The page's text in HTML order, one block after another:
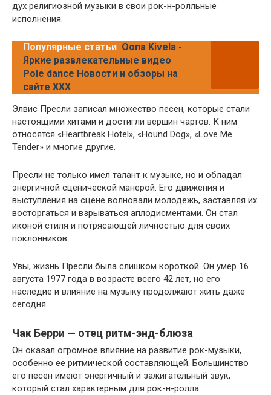
дух религиозной музыки в свои рок-н-ролльные
исполнения.
Популярные статьи Oona Kivela -
Яркие развлекательные видео
Pole dance Новости и обзоры на
сайте XXX
Элвис Пресли записал множество песен, которые стали
настоящими хитами и достигли вершин чартов. К ним
относятся «Heartbreak Hotel», «Hound Dog», «Love Me
Tender» и многие другие.
Пресли не только имел талант к музыке, но и обладал
энергичной сценической манерой. Его движения и
выступления на сцене волновали молодежь, заставляя их
восторгаться и взрываться аплодисментами. Он стал
иконой стиля и потрясающей личностью для своих
поклонников.
Увы, жизнь Пресли была слишком короткой. Он умер 16
августа 1977 года в возрасте всего 42 лет, но его
наследие и влияние на музыку продолжают жить даже
сегодня.
Чак Берри — отец ритм-энд-блюза
Он оказал огромное влияние на развитие рок-музыки,
особенно ее ритмической составляющей. Большинство
его песен имеют энергичный и зажигательный звук,
который стал характерным для рок-н-ролла.